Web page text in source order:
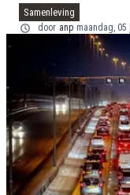
Samenleving
door anp maandag, 05